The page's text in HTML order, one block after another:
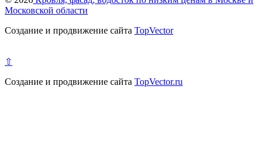
Московской области
Создание и продвижение сайта TopVector
⇧
Создание и продвижение сайта TopVector.ru